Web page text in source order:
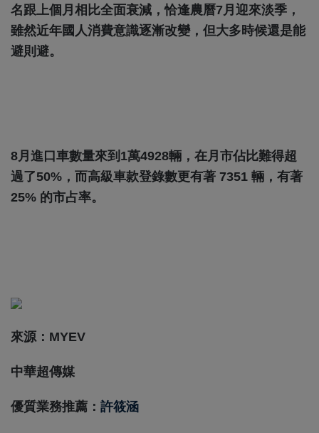
名跟上個月相比全面衰減，恰逢農曆7月迎來淡季，
雖然近年國人消費意識逐漸改變，但大多時候還是能
避則避。
8月進口車數量來到1萬4928輛，在月市佔比難得超
過了50%，而高級車款登錄數更有著 7351 輛，有著
25% 的市占率。
來源：MYEV
中華超傳媒
優質業務推薦： 許筱涵